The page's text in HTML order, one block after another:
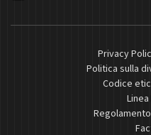
Privacy
Politica sulla
Codice